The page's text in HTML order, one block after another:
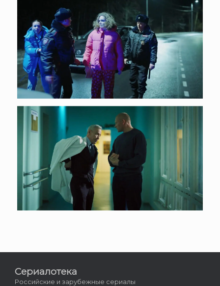
Сериалотека
Российские и зарубежные сериалы